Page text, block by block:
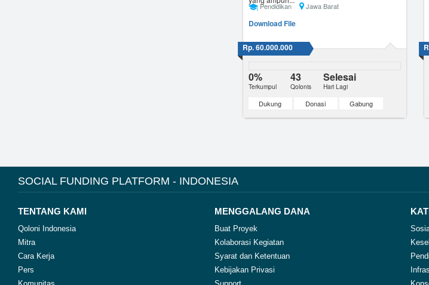
Pendidikan Jawa Barat
Download File
Rp. 60.000.000
0% 43 Selesai
Terkumpul Qolonis Hari Lagi
Dukung Donasi Gabung
SOCIAL FUNDING PLATFORM - INDONESIA
TENTANG KAMI
Qoloni Indonesia
Mitra
Cara Kerja
Pers
MENGGALANG DANA
Buat Proyek
Kolaborasi Kegiatan
Syarat dan Ketentuan
Kebijakan Privasi